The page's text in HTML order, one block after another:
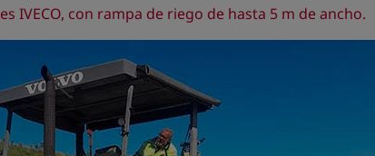
IVECO, con rampa de riego de hasta 5 m de ancho.